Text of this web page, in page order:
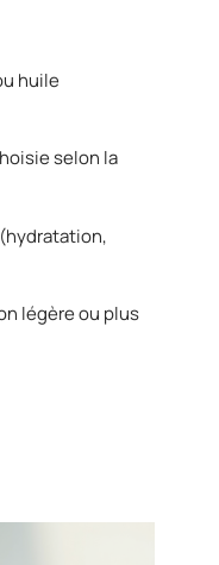
huile
selon la
légère ou plus